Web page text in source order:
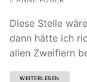
Diese Stelle
dann hätte ich
allen Zweiflern
WEITERLESEN